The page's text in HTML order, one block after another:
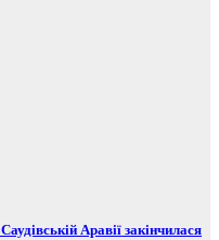
Аравії закінчилася